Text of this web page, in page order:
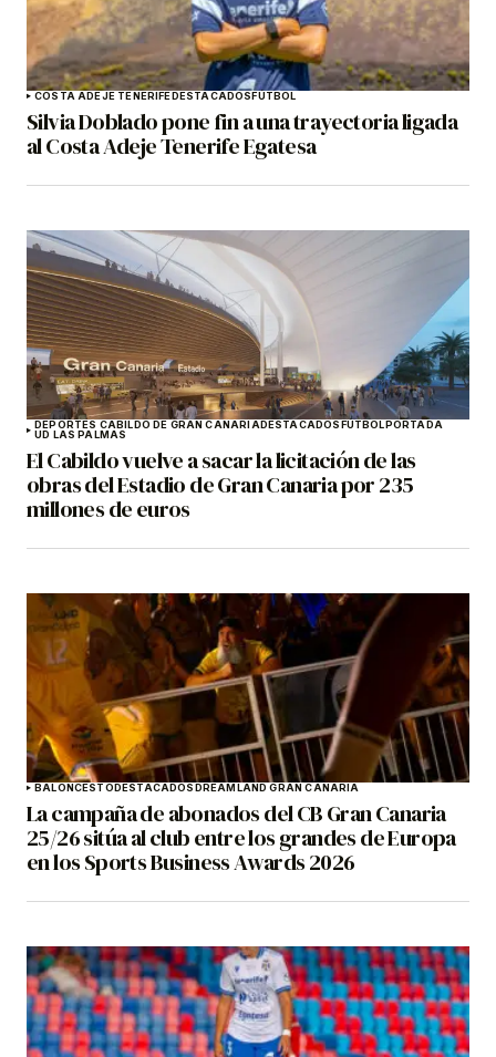
COSTA ADEJE TENERIFEDESTACADOSFÚTBOL
Silvia Doblado pone fin a una trayectoria ligada
al Costa Adeje Tenerife Egatesa
DEPORTES CABILDO DE GRAN CANARIADESTACADOSFÚTBOLPORTADA
UD LAS PALMAS
El Cabildo vuelve a sacar la licitación de las
obras del Estadio de Gran Canaria por 235
millones de euros
BALONCESTODESTACADOSDREAMLAND GRAN CANARIA
La campaña de abonados del CB Gran Canaria
25/26 sitúa al club entre los grandes de Europa
en los Sports Business Awards 2026